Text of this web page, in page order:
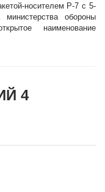
носителем Р-7 с 5-
министерства обороны
наименование
4